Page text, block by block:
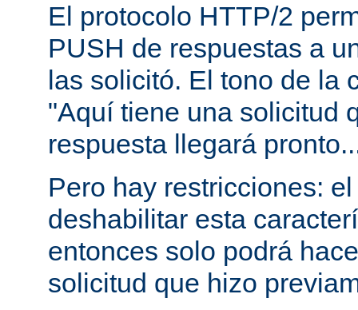
El protocolo HTTP/2
PUSH de respuestas a
las solicitó. El tono de la
"Aquí tiene una solicitud
respuesta llegará
Pero hay restricciones:
deshabilitar esta
entonces solo podrá
solicitud que hizo